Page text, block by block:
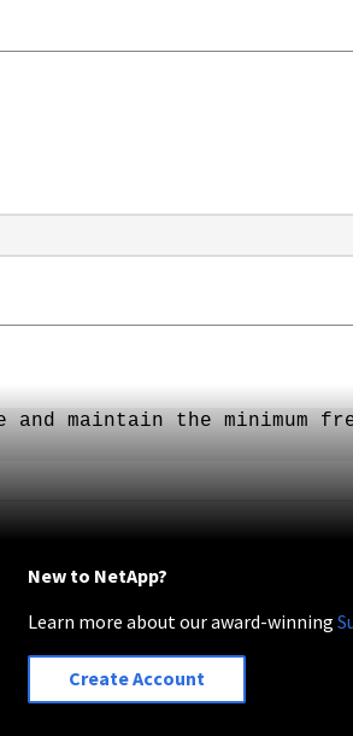
maintain the minimum
New to NetApp?
Learn more about our award-winning
Create Account